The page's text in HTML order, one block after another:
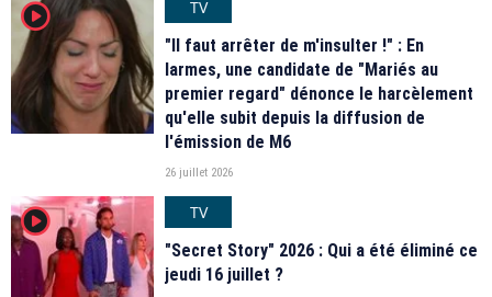
player2
TV
"Il faut arrêter de m'insulter !" : En
larmes, une candidate de "Mariés au
premier regard" dénonce le harcèlement
qu'elle subit depuis la diffusion de
l'émission de M6
26 juillet 2026
player2
TV
"Secret Story" 2026 : Qui a été éliminé ce
jeudi 16 juillet ?